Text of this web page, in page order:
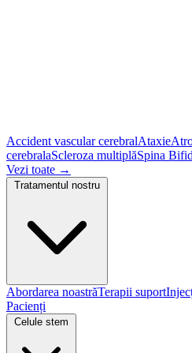
Accident vascular cerebralAtaxie
cerebralaScleroza multiplăSpina
Vezi toate →
Abordarea noastrăTerapii suport
Pacienți